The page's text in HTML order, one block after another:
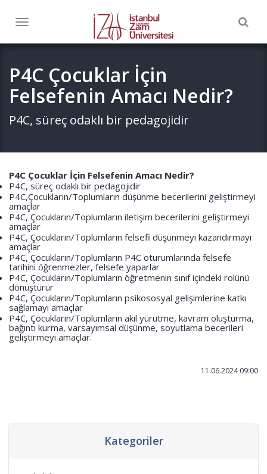
Toggle
P4C Çocuklar İçin
Felsefenin Amacı Nedir?
P4C, süreç odaklı bir pedagojidir
Kategoriler
P4C Çocuklar İçin Felsefenin Amacı Nedir?
P4C, süreç odaklı bir pedagojidir
P4C,Çocukların/Toplumların düşünme becerilerini geliştirmeyi
amaçlar
P4C, Çocukların/Toplumların iletişim becerilerini geliştirmeyi
amaçlar
P4C, Çocukların/Toplumların felsefi düşünmeyi kazandırmayı
amaçlar
P4C, Çocukların/Toplumların P4C oturumlarında felsefe
tarihini öğrenmezler, felsefe yaparlar
P4C, Çocukların/Toplumların öğretmenin sınıf içindeki rolünü
dönüştürür
P4C, Çocukların/Toplumların psikososyal gelişimlerine katkı
sağlamayı amaçlar
P4C, Çocukların/Toplumların akıl yürütme, kavram oluşturma,
bağıntı kurma, varsayımsal düşünme, soyutlama becerileri
geliştirmeyi amaçlar.
11.06.2024 09:00